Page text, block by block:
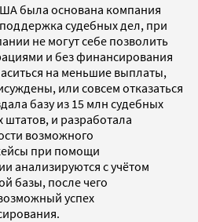
была основана компания
судебных дел, при
не могут себе позволить
и без финансирования
на меньшие выплаты,
или совсем отказаться
базу из 15 млн судебных
и разработала
возможного
при помощи
анализируются с учётом
базы, после чего
успех